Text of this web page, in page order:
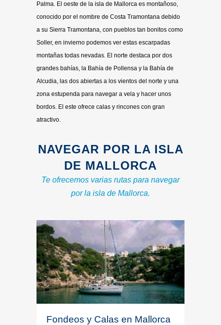
Palma. El oeste de la isla de Mallorca es montañoso,
conocido por el nombre de Costa Tramontana debido
a su Sierra Tramontana, con pueblos tan bonitos como
Soller, en invierno podemos ver estas escarpadas
montañas todas nevadas. El norte destaca por dos
grandes bahías, la Bahía de Pollensa y la Bahía de
Alcudia, las dos abiertas a los vientos del norte y una
zona estupenda para navegar a vela y hacer unos
bordos. El este ofrece calas y rincones con gran
atractivo.
NAVEGAR POR LA ISLA
DE MALLORCA
Te ofrecemos varias rutas para navegar
por la isla de Mallorca.
Fondeos y Calas en Mallorca